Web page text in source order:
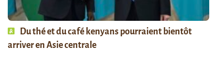
Du thé et du café kenyans pourraient bientôt
arriver en Asie centrale